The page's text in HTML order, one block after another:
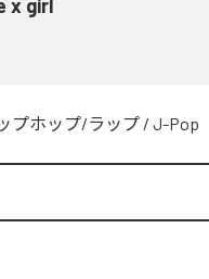
x girl
プホップ/ラップ / J-Pop